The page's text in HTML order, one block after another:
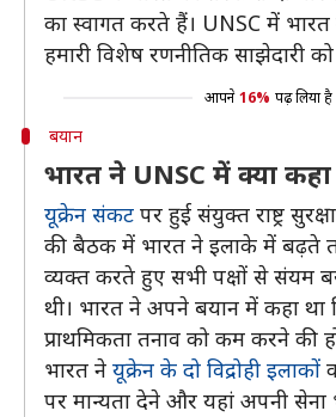
का स्वागत करते हैं। UNSC में भारत
हमारी विशेष रणनीतिक साझेदारी को
आपने 16% पढ़ लिया है
बयान
भारत ने UNSC में क्या कहा
यूक्रेन संकट पर हुई संयुक्त राष्ट्र
की बैठक में भारत ने इलाके में बढ़ते
व्यक्त करते हुए सभी पक्षों से संयम
थी। भारत ने अपने बयान में कहा था
प्राथमिकता तनाव को कम करने की
भारत ने यूक्रेन के दो विद्रोही इलाकों
पर मान्यता देने और यहां अपनी